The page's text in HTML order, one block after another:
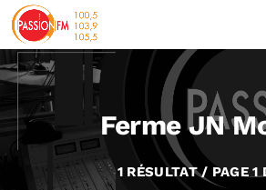
Ferme JN
1 RÉSULTAT / PAGE 1